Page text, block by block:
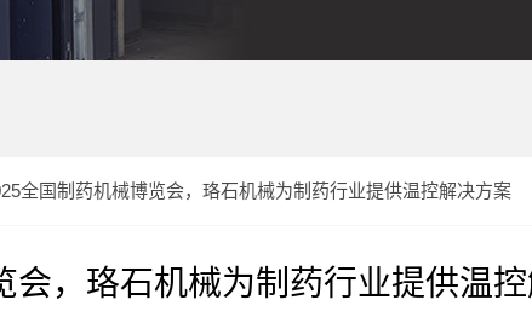
全国制药机械博览会，珞石机械为制药行业提供温控解决方案
会，珞石机械为制药行业提供温